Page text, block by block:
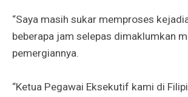
“Saya masih sukar memproses
beberapa jam selepas dimaklumkan
pemergiannya.
“Ketua Pegawai Eksekutif kami di